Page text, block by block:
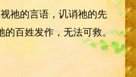
祂的言语，讥诮祂的先
的百姓发作，无法可救。